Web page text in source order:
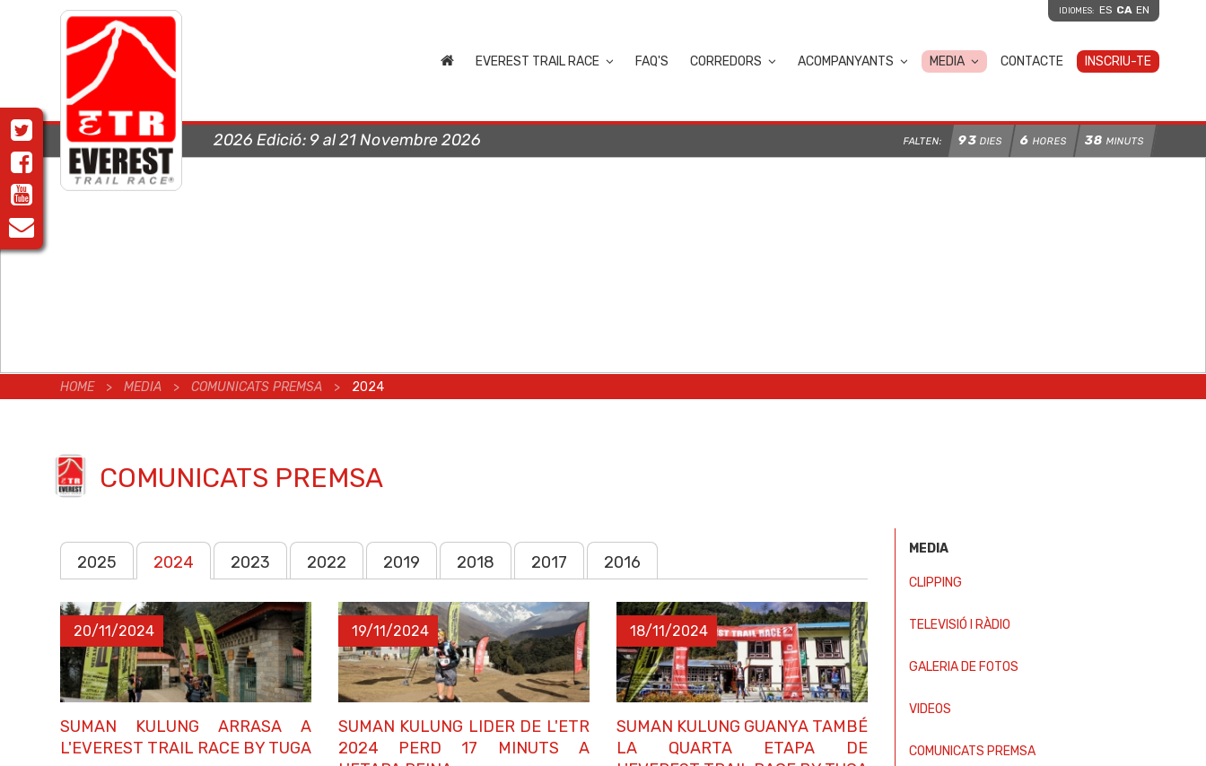
IDIOMES: ES CA EN
EVEREST TRAIL RACE FAQ'S CORREDORS ACOMPANYANTS MEDIA CONTACTE INSCRIU-TE
2026 Edició: 9 al 21 Novembre 2026 FALTEN: 93 DIES 6 HORES 38 MINUTS
HOME > MEDIA > COMUNICATS PREMSA > 2024
COMUNICATS PREMSA
2025 2024 2023 2022 2019 2018 2017 2016
20/11/2024
SUMAN KULUNG ARRASA A
L'EVEREST TRAIL RACE BY TUGA
19/11/2024
SUMAN KULUNG LIDER DE L'ETR
2024 PERD 17 MINUTS A
18/11/2024
SUMAN KULUNG GUANYA TAMBÉ
LA QUARTA ETAPA DE
MEDIA
CLIPPING
TELEVISIÓ I RÀDIO
GALERIA DE FOTOS
VIDEOS
COMUNICATS PREMSA